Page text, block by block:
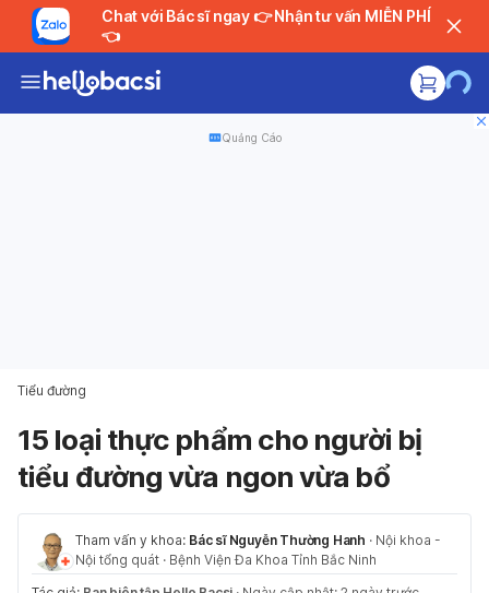
Chat với Bác sĩ ngay 👉 Nhận tư vấn MIỄN PHÍ
👈
Quảng Cáo
Tiểu đường
15 loại thực phẩm cho người bị
tiểu đường vừa ngon vừa bổ
Tham vấn y khoa: Bác sĩ Nguyễn Thường Hanh · Nội khoa -
Nội tổng quát · Bệnh Viện Đa Khoa Tỉnh Bắc Ninh